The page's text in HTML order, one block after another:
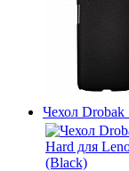
Чехол Drobak